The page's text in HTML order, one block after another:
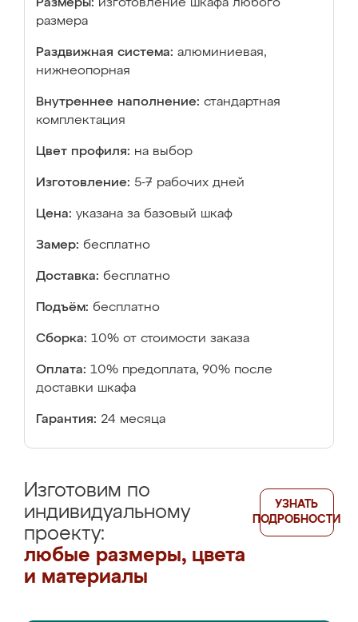
Размеры: изготовление шкафа любого
размера
Раздвижная система: алюминиевая,
нижнеопорная
Внутреннее наполнение: стандартная
комплектация
Цвет профиля: на выбор
Изготовление: 5-7 рабочих дней
Цена: указана за базовый шкаф
Замер: бесплатно
Доставка: бесплатно
Подъём: бесплатно
Сборка: 10% от стоимости заказа
Оплата: 10% предоплата, 90% после
доставки шкафа
Гарантия: 24 месяца
Изготовим по
индивидуальному
проекту:
любые размеры, цвета
и материалы
УЗНАТЬ
ПОДРОБНОСТИ